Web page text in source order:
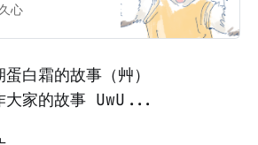
久心
白霜的故事（艸）
大家的故事 UwU...